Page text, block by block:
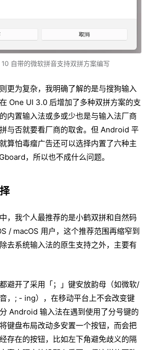
自带的微软拼音支持双拼方案编写
更为复杂，我明确了解的是与搜狗输入
One UI 3.0 后增加了多种双拼方案的支
内置输入法或多或少也是与输入法厂商
与否就要看厂商的取舍。但 Android 平
算怕毒瘤广告还可以选择内置了六种主
，所以也不成什么问题。
，我个人最推荐的是小鹤双拼和自然码
/ macOS 用户，这个推荐范围再缩窄到
去系统输入法的原生支持之外，主要有
避开了采用「；」键安放韵母（如微软/
，; - ing），在移动平台上不会改变键
Android 输入法在遇到使用了分号键的
键盘布局改动多安置一个按钮，而会把
存在的按钮，比如左下角避免歧义的隔